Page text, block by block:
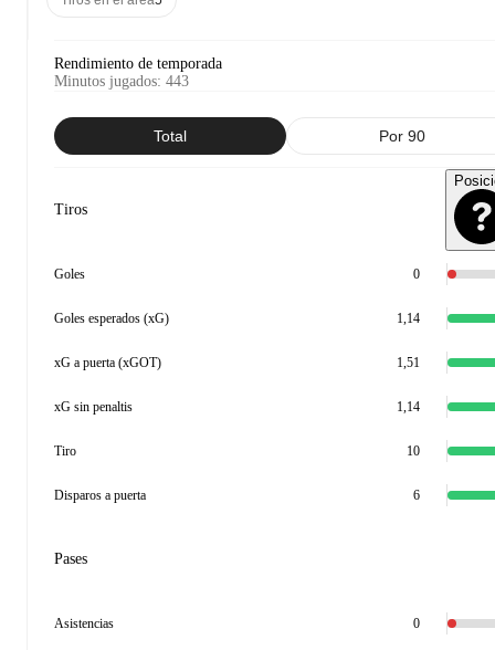
Rendimiento de temporada
Minutos jugados: 443
Total Por 90
Tiros
Goles 0
Goles esperados (xG) 1,14
xG a puerta (xGOT) 1,51
xG sin penaltis 1,14
Tiro 10
Disparos a puerta 6
Pases
Asistencias 0